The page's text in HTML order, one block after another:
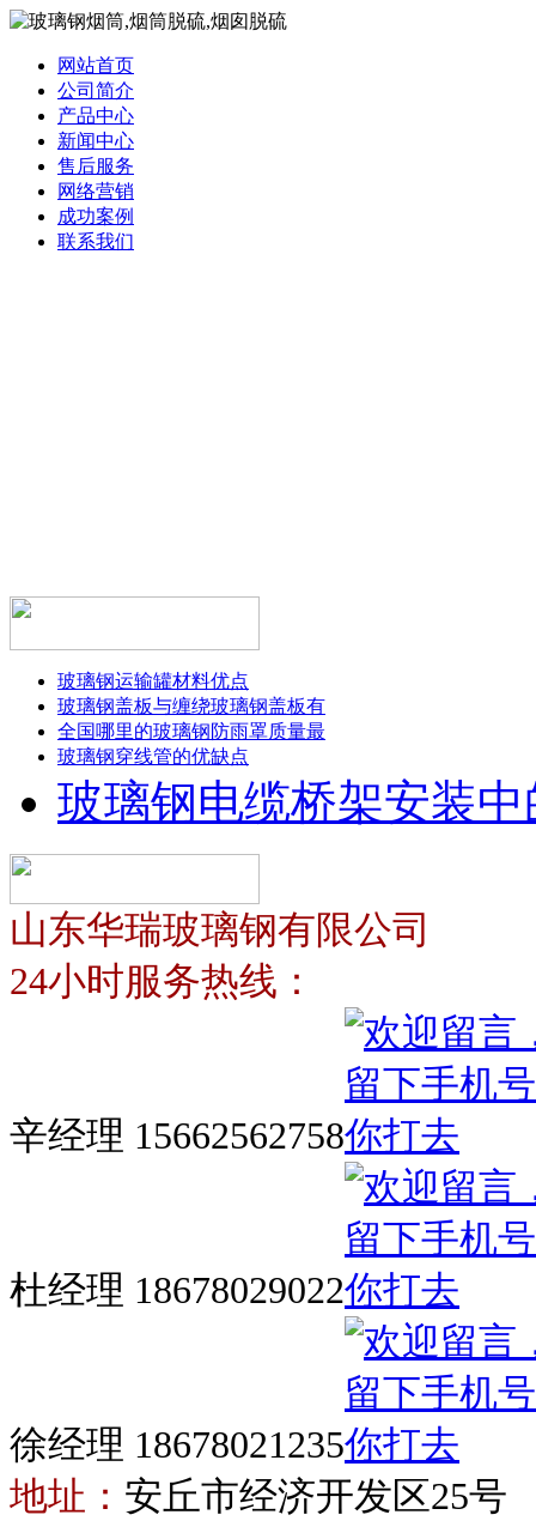
网站首页
公司简介
产品中心
新闻中心
售后服务
网络营销
成功案例
联系我们
玻璃钢运输罐材料优点
玻璃钢盖板与缠绕玻璃钢盖板有
全国哪里的玻璃钢防雨罩质量最
玻璃钢穿线管的优缺点
玻璃钢电缆桥架安装
山东华瑞玻璃钢有限公司
24小时服务热线：
辛经理 15662562758
杜经理 18678029022
徐经理 18678021235
地址： 安丘市经济开发区25号